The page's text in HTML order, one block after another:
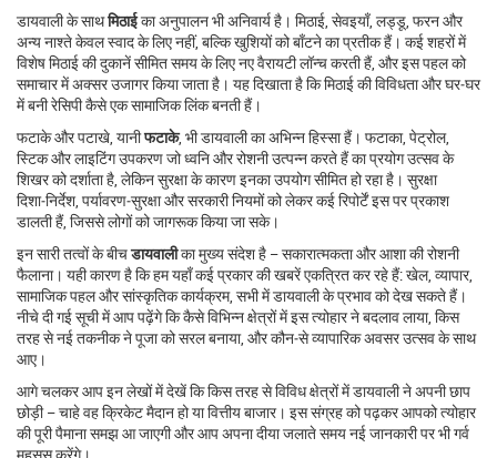
डायवाली के साथमिठाईका अनुपालन भी अनिवार्य है। मिठाई सेवइयाँ, लड्डू, फरन और
अन्य नाश्तेकेवल स्वाद के लिए नहीं, बल्कि खुशियों को बाँटने का प्रतीक हैं। कई शहरों में
विशेष मिठाई की दुकानें सीमित समय के लिए नए वैरायटी लॉन्च करती हैं, और इस पहल को
समाचार में अक्सर उजागर किया जाता है। यह दिखाता है कि मिठाई की विविधता और घर‑घर
में बनी रेसिपी कैसे एक सामाजिक लिंक बनती हैं।
फटाके और पटाखे, यानीफटाके, भी डायवाली का अभिन्न हिस्सा हैं। फटाका, पेट्रोल,
स्टिक और लाइटिंग उपकरण जो ध्वनि और रोशनी उत्पन्न करते हैंका प्रयोग उत्सव के
शिखर को दर्शाता है, लेकिन सुरक्षा के कारण इनका उपयोग सीमित हो रहा है। सुरक्षा
दिशा‑निर्देश, पर्यावरण‑सुरक्षा और सरकारी नियमों को लेकर कई रिपोर्टें इस पर प्रकाश
डालती हैं, जिससे लोगों को जागरूक किया जा सके।
इन सारी तत्वों के बीचडायवालीका मुख्य संदेश है – सकारात्मकता और आशा की रोशनी
फैलाना। यही कारण है कि हम यहाँ कई प्रकार की खबरें एकत्रित कर रहे हैं: खेल, व्यापार,
सामाजिक पहल और सांस्कृतिक कार्यक्रम, सभी में डायवाली के प्रभाव को देख सकते हैं।
नीचे दी गई सूची में आप पढ़ेंगे कि कैसे विभिन्न क्षेत्रों में इस त्योहार ने बदलाव लाया, किस
तरह से नई तकनीक ने पूजा को सरल बनाया, और कौन‑से व्यापारिक अवसर उत्सव के साथ
आए।
आगे चलकर आप इन लेखों में देखें कि किस तरह से विविध क्षेत्रों में डायवाली ने अपनी छाप
छोड़ी – चाहे वह क्रिकेट मैदान हो या वित्तीय बाजार। इस संग्रह को पढ़कर आपको त्योहार
की पूरी पैमाना समझ आ जाएगी और आप अपना दीया जलाते समय नई जानकारी पर भी गर्व